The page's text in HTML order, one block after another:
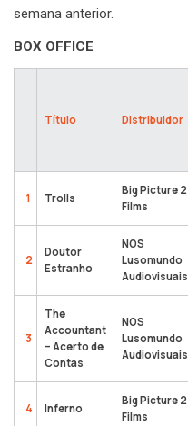
semana anterior.
BOX OFFICE
Título Distribuidor
1 Trolls
Big Picture 2
Films
2
Doutor
Estranho
NOS
Lusomundo
Audiovisuais
3
The
Accountant
– Acerto de
Contas
NOS
Lusomundo
Audiovisuais
4 Inferno
Big Picture 2
Films